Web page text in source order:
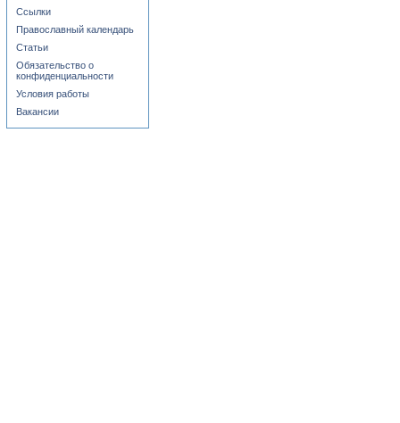
Ссылки
Православный календарь
Статьи
Обязательство о
конфиденциальности
Условия работы
Вакансии